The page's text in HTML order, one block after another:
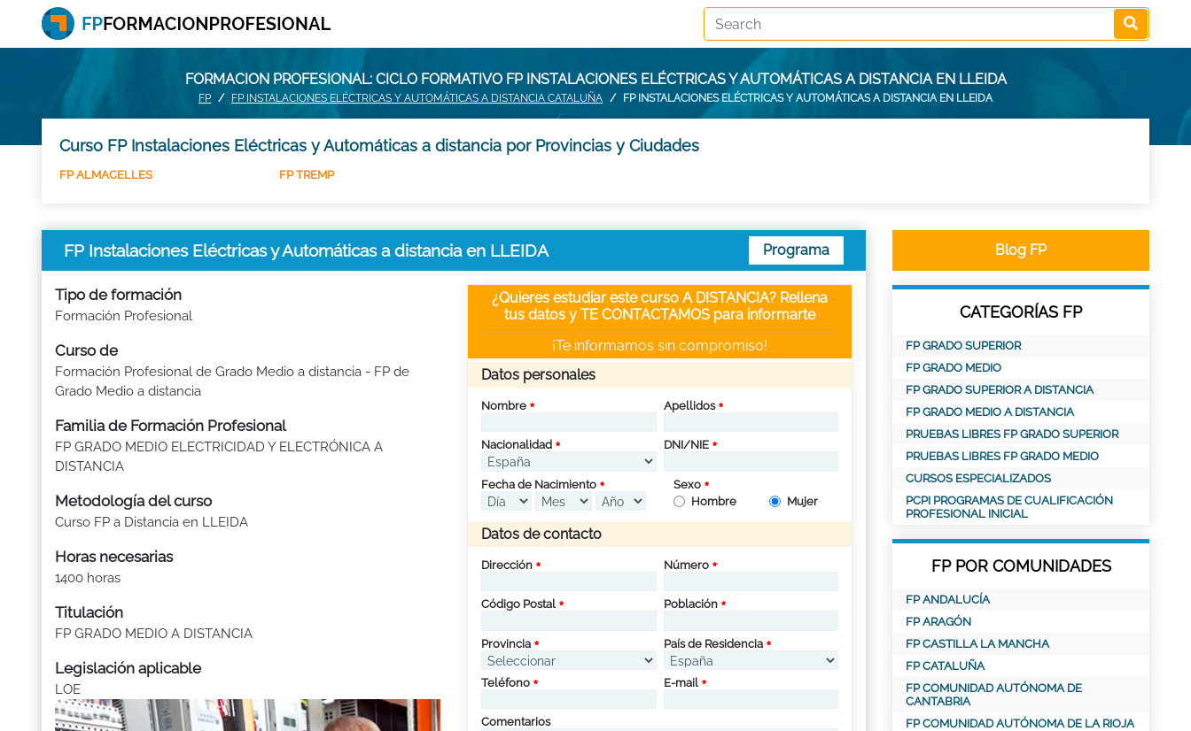
FORMACION PROFESIONAL: CICLO FORMATIVO FP INSTALACIONES ELÉCTRICAS Y AUTOMÁTICAS A DISTANCIA EN LLEIDA
FP FP INSTALACIONES ELÉCTRICAS Y AUTOMÁTICAS A DISTANCIA CATALUÑA FP INSTALACIONES ELÉCTRICAS Y AUTOMÁTICAS A DISTANCIA EN LLEIDA
Curso FP Instalaciones Eléctricas y Automáticas a distancia por Provincias y Ciudades
FP ALMACELLES FP TREMP
FP Instalaciones Eléctricas y Automáticas a distancia en LLEIDA Programa
Tipo de formación
Formación Profesional
Curso de
Formación Profesional de Grado Medio a distancia - FP de
Grado Medio a distancia
Familia de Formación Profesional
FP GRADO MEDIO ELECTRICIDAD Y ELECTRÓNICA A
DISTANCIA
Metodología del curso
Curso FP a Distancia en LLEIDA
Horas necesarias
1400 horas
Titulación
FP GRADO MEDIO A DISTANCIA
Legislación aplicable
LOE
¿Quieres estudiar este curso A DISTANCIA? Rellena
tus datos y TE CONTACTAMOS para informarte
¡Te informamos sin compromiso!
Datos personales
Nombre Apellidos
Nacionalidad DNI/NIE
Fecha de Nacimiento
Sexo
Hombre
Mujer
Datos de contacto
Dirección Número
Código Postal Población
Provincia País de Residencia
Teléfono E-mail
Comentarios
Blog FP
CATEGORÍAS FP
FP GRADO SUPERIOR
FP GRADO MEDIO
FP GRADO SUPERIOR A DISTANCIA
FP GRADO MEDIO A DISTANCIA
PRUEBAS LIBRES FP GRADO SUPERIOR
PRUEBAS LIBRES FP GRADO MEDIO
CURSOS ESPECIALIZADOS
PCPI PROGRAMAS DE CUALIFICACIÓN
PROFESIONAL INICIAL
FP POR COMUNIDADES
FP ANDALUCÍA
FP ARAGÓN
FP CASTILLA LA MANCHA
FP CATALUÑA
FP COMUNIDAD AUTÓNOMA DE
CANTABRIA
FP COMUNIDAD AUTÓNOMA DE LA RIOJA